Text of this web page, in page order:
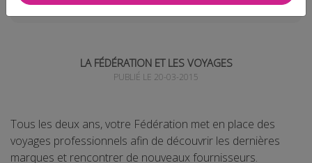
Les actualités La Fédération et les voyages
LA FÉDÉRATION ET LES VOYAGES
PUBLIÉ LE 20-03-2015
Tous les deux ans, votre Fédération met en place des
voyages professionnels afin de découvrir les dernières
marques et rencontrer de nouveaux fournisseurs.